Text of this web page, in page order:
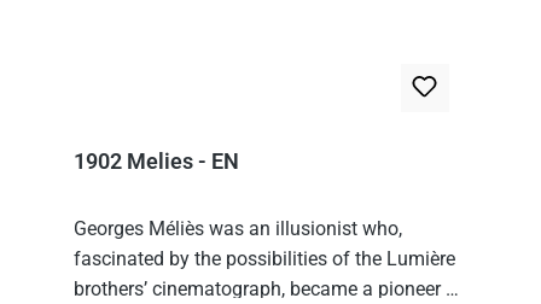
1902 Melies - EN
Georges Méliès was an illusionist who,
fascinated by the possibilities of the Lumière
brothers’ cinematograph, became a pioneer of